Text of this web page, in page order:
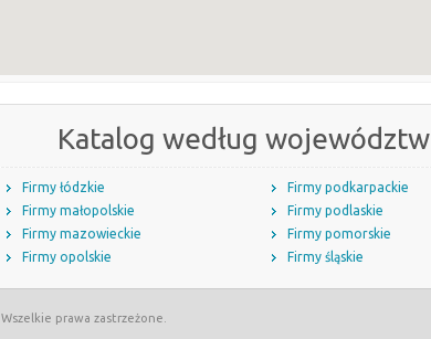
Katalog według województw
Firmy łódzkie
Firmy małopolskie
Firmy mazowieckie
Firmy opolskie
Firmy podkarpackie
Firmy podlaskie
Firmy pomorskie
Firmy śląskie
. Wszelkie prawa zastrzeżone.